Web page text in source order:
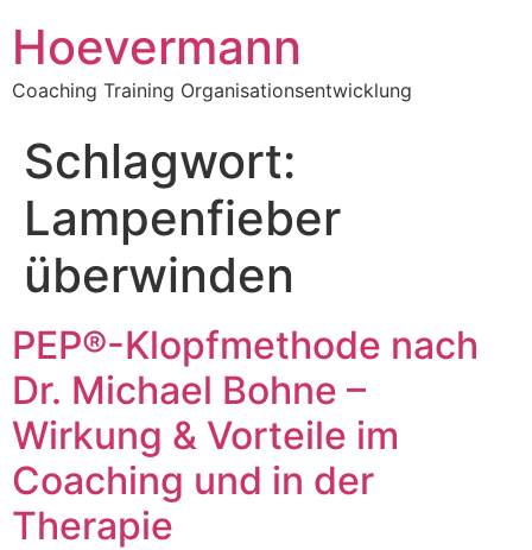
Hoevermann
Coaching Training Organisationsentwicklung
Schlagwort:
Lampenfieber
überwinden
PEP®-Klopfmethode nach
Dr. Michael Bohne –
Wirkung & Vorteile im
Coaching und in der
Therapie